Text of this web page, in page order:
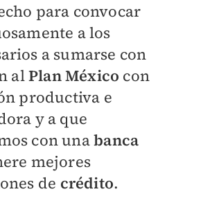
para convocar
a los
a sumarse con
alPlan México con
productiva e
y a que
con unabanca
mejores
de crédito.